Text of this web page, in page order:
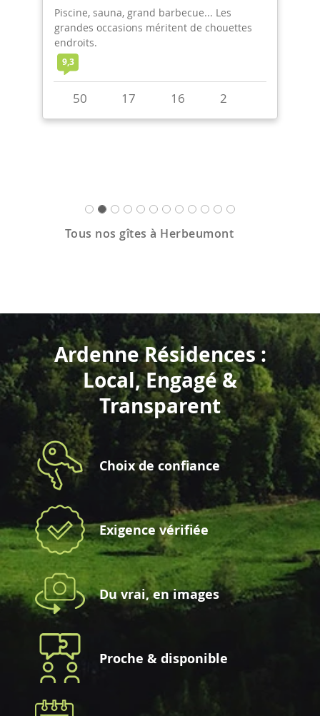
Piscine, sauna, grand barbecue... Les
grandes occasions méritent de chouettes
endroits.
9,3
50 17 16 2
Tous nos gîtes à Herbeumont
Ardenne Résidences :
Local, Engagé &
Transparent
Choix de confiance
Exigence vérifiée
Du vrai, en images
Proche & disponible